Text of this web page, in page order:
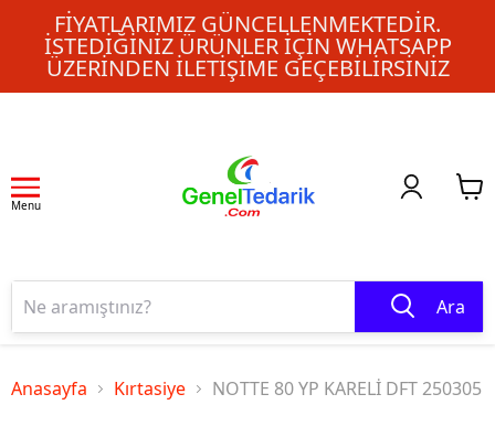
FIYATLARIMIZ GÜNCELLENMEKTEDIR.
İSTEDIĞINIZ ÜRÜNLER IÇIN WHATSAPP
ÜZERINDEN ILETIŞIME GEÇEBILIRSINIZ
Menu
Ara
Anasayfa Kırtasiye NOTTE 80 YP KARELİ DFT 250305